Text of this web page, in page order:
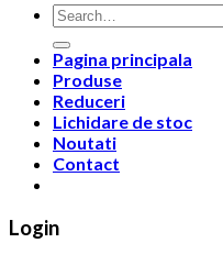
Search
for:
Pagina principala
Produse
Reduceri
Lichidare de stoc
Noutati
Contact
Login